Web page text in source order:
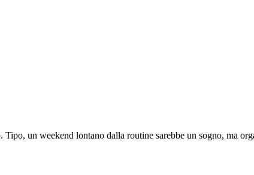
un weekend lontano dalla routine sarebbe un sogno, ma